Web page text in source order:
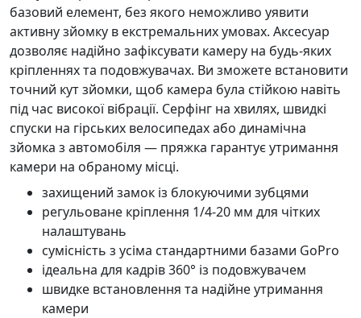
базовий елемент, без якого неможливо уявити
активну зйомку в екстремальних умовах. Аксесуар
дозволяє надійно зафіксувати камеру на будь-яких
кріпленнях та подовжувачах. Ви зможете встановити
точний кут зйомки, щоб камера була стійкою навіть
під час високої вібрації. Серфінг на хвилях, швидкі
спуски на гірських велосипедах або динамічна
зйомка з автомобіля — пряжка гарантує утримання
камери на обраному місці.
захищений замок із блокуючими зубцями
регульоване кріплення 1/4-20 мм для чітких
налаштувань
сумісність з усіма стандартними базами GoPro
ідеальна для кадрів 360° із подовжувачем
швидке встановлення та надійне утримання
камери